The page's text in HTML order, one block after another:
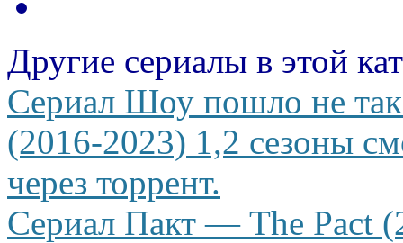
Другие сериалы в этой
Сериал Шоу пошло не
(2016-2023) 1,2 сезоны
через торрент.
Сериал Пакт — The Pact